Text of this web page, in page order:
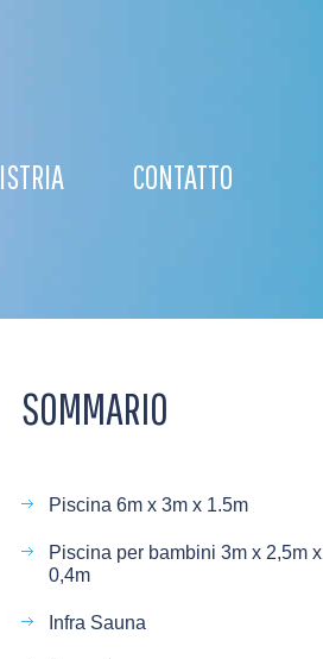
ISTRIA CONTATTO
SOMMARIO
Piscina 6m x 3m x 1.5m
Piscina per bambini 3m x 2,5m x
0,4m
Infra Sauna